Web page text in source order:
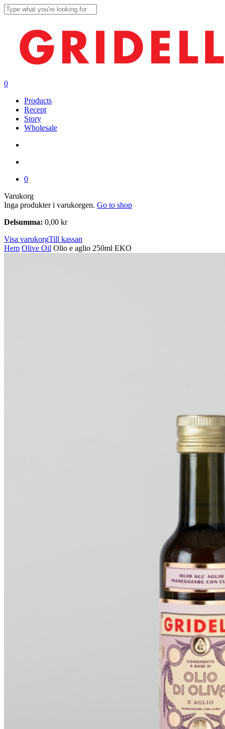
Skip
to
content
search
account
0
Products
Recept
Story
Wholesale
0
VarukorgClose
Cart
Inga produkter i varukorgen. Go to shop
Delsumma: 0,00 kr
Visa varukorgTill kassan
Hem Olive Oil Olio e aglio 250ml EKO